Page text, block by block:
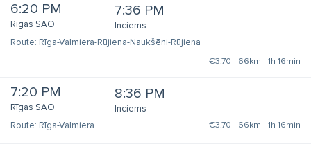
6:20 PM
Rīgas SAO
7:36 PM
Inciems
Rīga-Valmiera-Rūjiena-Naukšēni-Rūjiena
€3.70 66km 1h 16min
7:20 PM
Rīgas SAO
8:36 PM
Inciems
Rīga-Valmiera
€3.70 66km 1h 16min